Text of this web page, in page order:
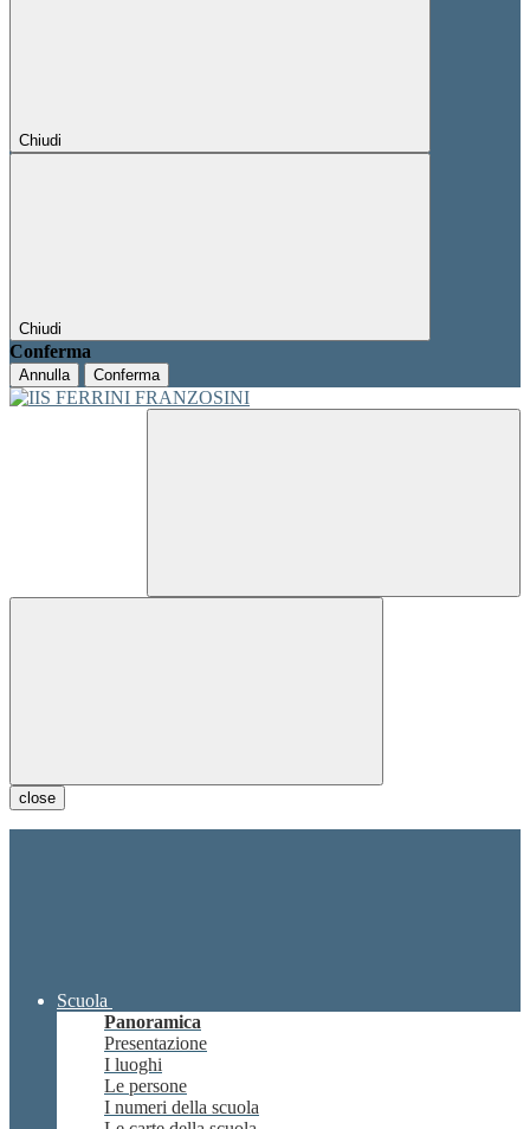
Chiudi
Chiudi
Conferma
Annulla Conferma
close
Scuola
Panoramica
Presentazione
I luoghi
Le persone
I numeri della scuola